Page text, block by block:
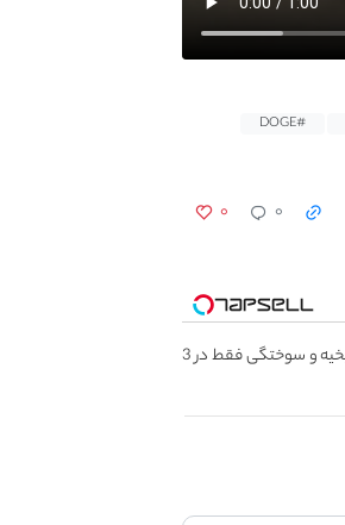
#DOGE
۰ ۰
ترمیم جای زخم، بخیه و سوختگی فقط در 3